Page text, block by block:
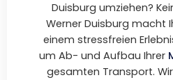
Duisburg umziehen?
Werner Duisburg macht
einem stressfreien
um Ab- und Aufbau Ihrer
gesamten Transport.